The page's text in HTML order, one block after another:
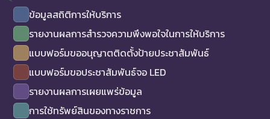
ข้อมูลสถิติการให้บริการ
รายงานผลการสำรวจความพึงพอใจในการให้บริการ
แบบฟอร์มขออนุญาตติดตั้งป้ายประชาสัมพันธ์
แบบฟอร์มขอประชาสัมพันธ์จอ LED
รายงานผลการเผยแพร่ข้อมูล
การใช้ทรัพย์สินของทางราชการ